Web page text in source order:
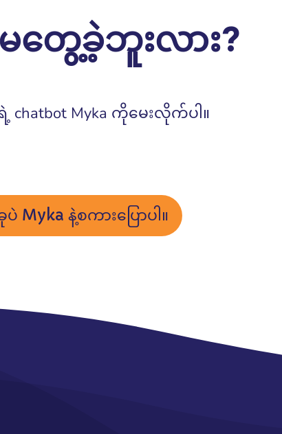
တွေ့ခဲ့ဘူးလား?​
chatbot Myka ကိုမေးလိုက်ပါ။
Myka နဲ့စကားပြောပါ။